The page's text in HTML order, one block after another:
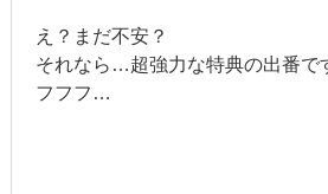
え？まだ不安？
それなら…超強力な特典の出番で
フフフ…